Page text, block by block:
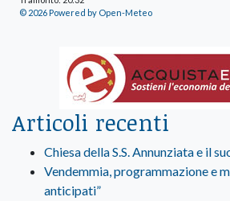
© 2026 Powered by Open-Meteo
Articoli recenti
Chiesa della S.S. Annunziata e il
Vendemmia, programmazione e
anticipati”